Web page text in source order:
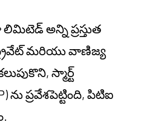
అన్ని ప్రస్తుత
మరియు వాణిజ్య
స్మార్ట్
ను ప్రవేశపెట్టింది, పిటిఐ